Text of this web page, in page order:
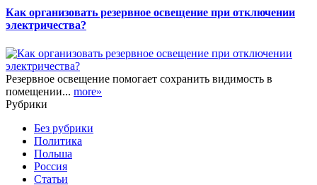
Как организовать резервное освещение при отключении
электричества?
Резервное освещение помогает сохранить видимость в
помещении... more»
Рубрики
Без рубрики
Политика
Польша
Россия
Статьи